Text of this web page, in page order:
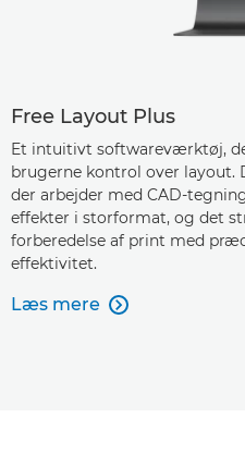
Free Layout Plus
Et intuitivt softwareværktøj,
brugerne kontrol over layout.
der arbejder med CAD-
effekter i storformat, og det
forberedelse af print med
effektivitet.
Læs mere 